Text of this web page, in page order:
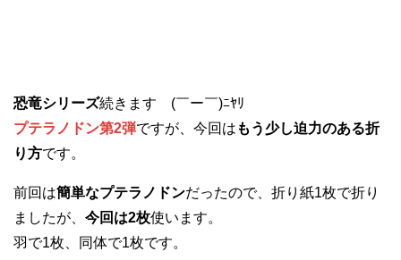
恐竜シリーズ続きます (￣ー￣)ﾆﾔﾘ
プテラノドン第2弾ですが、今回は もう少し迫力のある折
り方です。
前回は簡単なプテラノドンだったので、折り紙1枚で折り
ましたが、 今回は2枚使います。
羽で1枚、同体で1枚です。